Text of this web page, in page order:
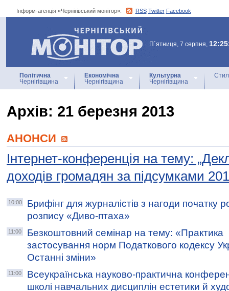
Інформ-агенція «Чернігівський монітор»: RSS Twitter Facebook
Інформ-агенція
«Чернігівський монітор»
П`ятниця, 7 серпня,
Політична
Чернігівщина
Економічна
Чернігівщина
Культурна
Чернігівщина
Архiв: 21 березня 2013
АНОНСИ
Інтернет-конференція на тему:
доходів громадян за підсумками
10:00
Брифінг для журналістів з нагоди початку
розпису «Диво-птаха»
11:00
Безкоштовний семінар на тему: «Практика
застосування норм Податкового кодексу
Останні зміни»
11:00
Всеукраїнська науково-практична
школі навчальних дисциплін естетики й